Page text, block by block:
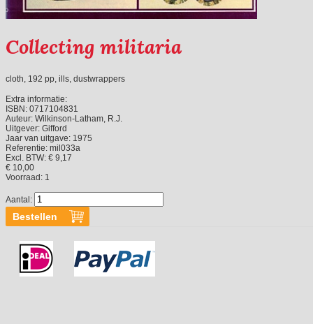
Collecting militaria
cloth, 192 pp, ills, dustwrappers
Extra informatie:
ISBN: 0717104831
Auteur: Wilkinson-Latham, R.J.
Uitgever: Gifford
Jaar van uitgave: 1975
Referentie: mil033a
Excl. BTW: € 9,17
€ 10,00
Voorraad: 1
Aantal: